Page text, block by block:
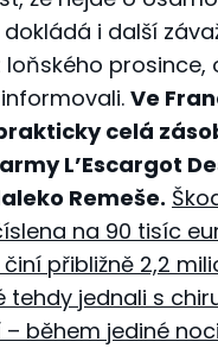
i další
loňského prosince,
Ve
celá
L’Escargot
Remeše.
na 90 tisíc
přibližně 2,2
tehdy jednali s
během jediné